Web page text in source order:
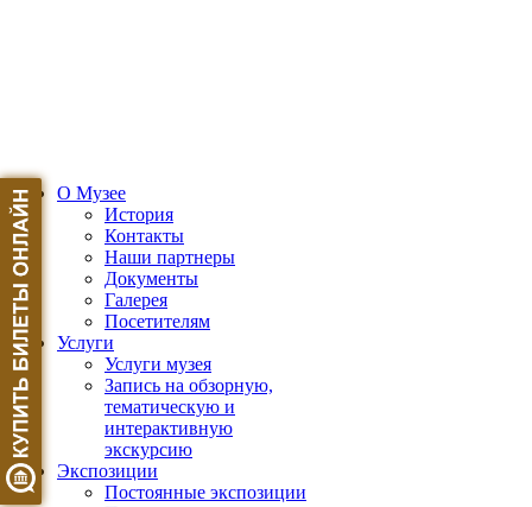
О Музее
История
Контакты
Наши партнеры
Документы
Галерея
Посетителям
Услуги
Услуги музея
Запись на обзорную,
тематическую и
интерактивную
экскурсию
Экспозиции
Постоянные экспозиции